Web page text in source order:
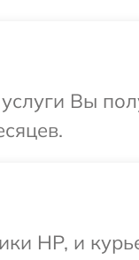
Вы
HP, и